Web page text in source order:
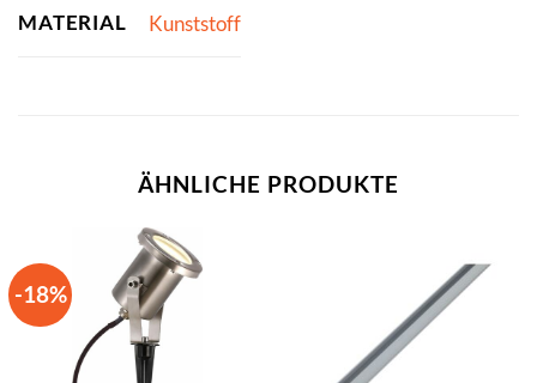
MATERIAL Kunststoff
ÄHNLICHE PRODUKTE
-18%